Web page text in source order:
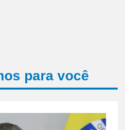
para você